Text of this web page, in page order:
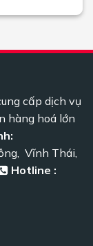
cấp dịch vụ
hàng hoá lớn
Vĩnh Thái,
Hotline :